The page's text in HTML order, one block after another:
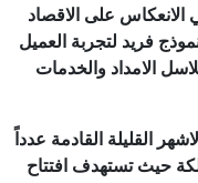
على الاقصاد
فريد لتجربة العميل
الامداد والخدمات
القليلة القادمة عدداً
حيث تستهدف افتتاح